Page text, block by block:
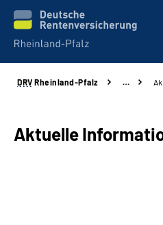
Unsere Leistungen
Beratung
DRV Rheinland-Pfalz …
Aktuelle